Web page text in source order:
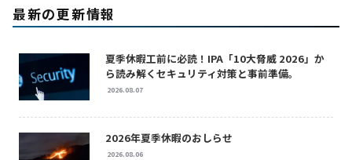
最新の更新情報
夏季休暇工前に必読！IPA「10大脅威 2026」か
ら読み解くセキュリティ対策と事前準備。
2026.08.07
2026年夏季休暇のおしらせ
2026.08.06